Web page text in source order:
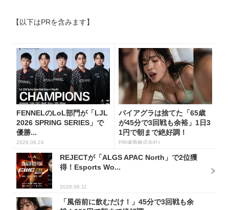
【以下はPRを含みます】
FENNELのLoL部門が「LJL
2026 SPRING SERIES」で
優勝...
2026.06.24
バイアグラは捨てた「65歳
が45分で3回戦も余裕」1日3
1円で朝まで絶好調！
PR(健商株式会社)
REJECTが「ALGS APAC North」で2位獲
得！Esports Wo...
2026.06.11
「風俗前に飲むだけ！」45分で3回戦も余